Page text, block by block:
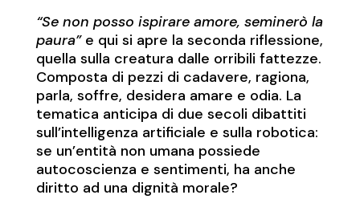
“Se non posso ispirare amore, seminerò la
paura”e qui si apre la seconda riflessione,
quella sulla creatura dalle orribili fattezze.
Composta di pezzi di cadavere, ragiona,
parla, soffre, desidera amare e odia. La
tematica anticipa di due secoli dibattiti
sull’intelligenza artificiale e sulla robotica:
se un’entità non umana possiede
autocoscienza e sentimenti, ha anche
diritto ad una dignità morale?